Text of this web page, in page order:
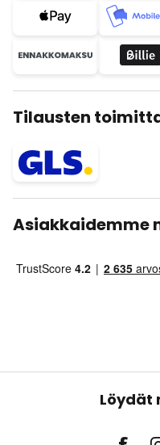
Tilausten
Asiakkaidemme
Löydät